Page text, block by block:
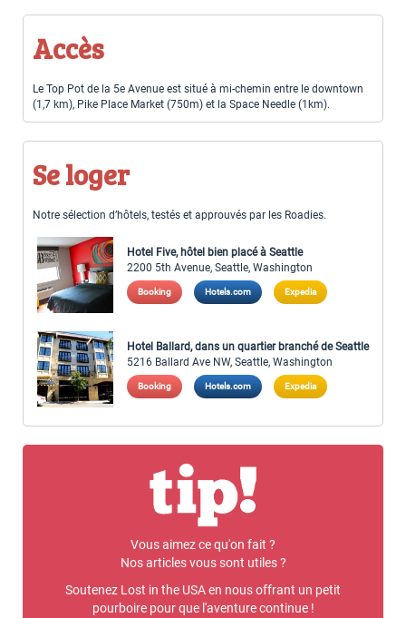
Accès
Le Top Pot de la 5e Avenue est situé à mi-chemin entre le downtown
(1,7 km), Pike Place Market (750m) et la Space Needle (1km).
Se loger
Notre sélection d’hôtels, testés et approuvés par les Roadies.
Hotel Five, hôtel bien placé à Seattle
2200 5th Avenue, Seattle, Washington
Booking Hotels.com Expedia
Hotel Ballard, dans un quartier branché de Seattle
5216 Ballard Ave NW, Seattle, Washington
Booking Hotels.com Expedia
Vous aimez ce qu'on fait ?
Nos articles vous sont utiles ?
Soutenez Lost in the USA en nous offrant un petit
pourboire pour que l'aventure continue !